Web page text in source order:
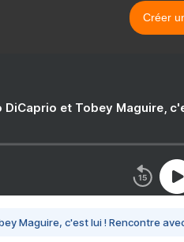
Créer
DiCaprio et Tobey Maguire,
Maguire, c'est lui ! Rencontre